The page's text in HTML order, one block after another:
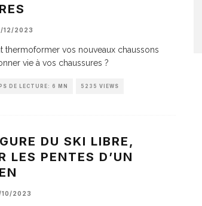
12/2023
thermoformer vos nouveaux chaussons
vie à vos chaussures ?
DE LECTURE: 6 MN 5235 VIEWS
DU SKI LIBRE,
LES PENTES D’UN
10/2023